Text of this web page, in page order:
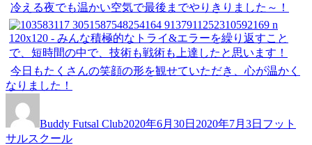
冷える夜でも温かい空気で最後までやりきりました～！
今日もたくさんの笑顔の形を観せていただき、心が温かく
なりました！
者
Buddy Futsal Club日:
2020年6月30日 2020年7月3日ゴ
フット
サルスクール